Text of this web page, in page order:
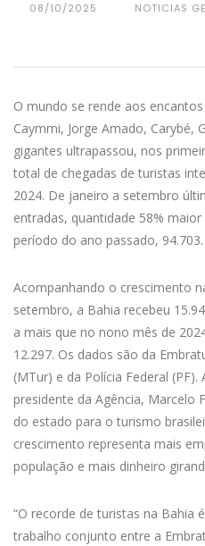
08/10/2025 NOTICIAS
O mundo se rende aos
Caymmi, Jorge Amado, Carybé,
gigantes ultrapassou, nos
total de chegadas de turistas
2024. De janeiro a setembro
entradas, quantidade 58%
período do ano passado, 94.703.
Acompanhando o crescimento
setembro, a Bahia recebeu
a mais que no nono mês de
12.297. Os dados são da
(MTur) e da Polícia Federal
presidente da Agência, Marcelo
do estado para o turismo
crescimento representa mais
população e mais dinheiro
“O recorde de turistas na Bahia
trabalho conjunto entre a